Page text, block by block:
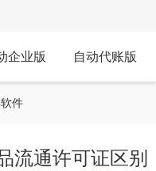
企业版 自动代账版
件
流通许可证区别